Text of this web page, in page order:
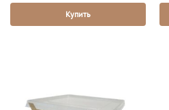
Купить